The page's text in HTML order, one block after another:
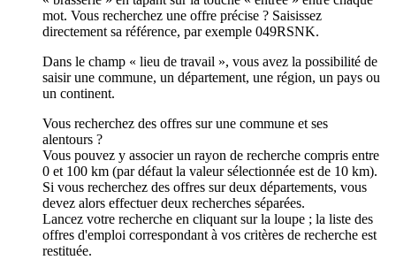
mot. Vous recherchez une offre précise ? Saisissez
directement sa référence, par exemple 049RSNK.
Dans le champ « lieu de travail », vous avez la possibilité de
saisir une commune, un département, une région, un pays ou
un continent.
Vous recherchez des offres sur une commune et ses
alentours ?
Vous pouvez y associer un rayon de recherche compris entre
0 et 100 km (par défaut la valeur sélectionnée est de 10 km).
Si vous recherchez des offres sur deux départements, vous
devez alors effectuer deux recherches séparées.
Lancez votre recherche en cliquant sur la loupe ; la liste des
offres d'emploi correspondant à vos critères de recherche est
restituée.